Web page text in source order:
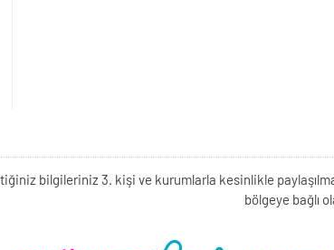
bilgileriniz 3. kişi ve kurumlarla kesinlikle
bölgeye bağlı